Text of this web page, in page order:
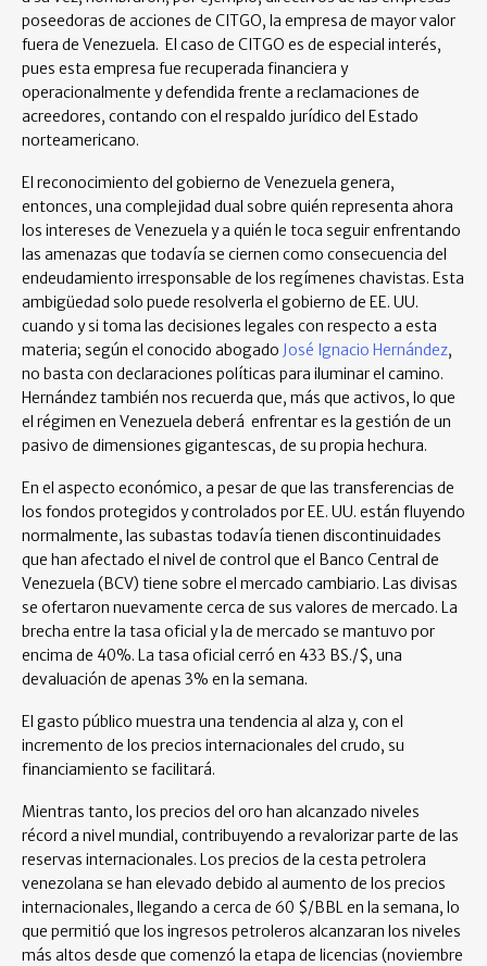
poseedoras de acciones de CITGO, la empresa de mayor valor
fuera de Venezuela. El caso de CITGO es de especial interés,
pues esta empresa fue recuperada financiera y
operacionalmente y defendida frente a reclamaciones de
acreedores, contando con el respaldo jurídico del Estado
norteamericano.
El reconocimiento del gobierno de Venezuela genera,
entonces, una complejidad dual sobre quién representa ahora
los intereses de Venezuela y a quién le toca seguir enfrentando
las amenazas que todavía se ciernen como consecuencia del
endeudamiento irresponsable de los regímenes chavistas. Esta
ambigüedad solo puede resolverla el gobierno de EE. UU.
cuando y si toma las decisiones legales con respecto a esta
materia; según el conocido abogado José Ignacio Hernández,
no basta con declaraciones políticas para iluminar el camino.
Hernández también nos recuerda que, más que activos, lo que
el régimen en Venezuela deberá enfrentar es la gestión de un
pasivo de dimensiones gigantescas, de su propia hechura.
En el aspecto económico, a pesar de que las transferencias de
los fondos protegidos y controlados por EE. UU. están fluyendo
normalmente, las subastas todavía tienen discontinuidades
que han afectado el nivel de control que el Banco Central de
Venezuela (BCV) tiene sobre el mercado cambiario. Las divisas
se ofertaron nuevamente cerca de sus valores de mercado. La
brecha entre la tasa oficial y la de mercado se mantuvo por
encima de 40%. La tasa oficial cerró en 433 BS./$, una
devaluación de apenas 3% en la semana.
El gasto público muestra una tendencia al alza y, con el
incremento de los precios internacionales del crudo, su
financiamiento se facilitará.
Mientras tanto, los precios del oro han alcanzado niveles
récord a nivel mundial, contribuyendo a revalorizar parte de las
reservas internacionales. Los precios de la cesta petrolera
venezolana se han elevado debido al aumento de los precios
internacionales, llegando a cerca de 60 $/BBL en la semana, lo
que permitió que los ingresos petroleros alcanzaran los niveles
más altos desde que comenzó la etapa de licencias (noviembre